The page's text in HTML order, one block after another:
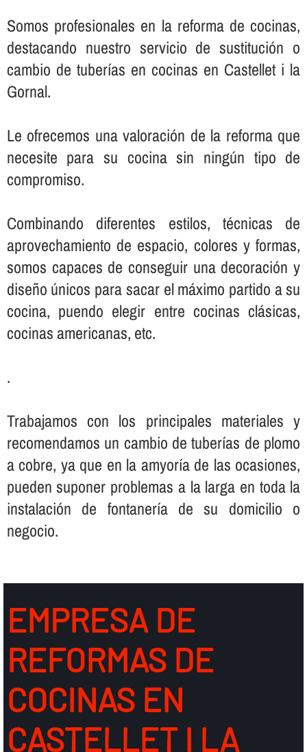
Somos profesionales en la reforma de cocinas,
destacando nuestro servicio de sustitución o
cambio de tuberí­as en cocinas en Castellet i la
Gornal.
Le ofrecemos una valoración de la reforma que
necesite para su cocina sin ningún tipo de
compromiso.
Combinando diferentes estilos, técnicas de
aprovechamiento de espacio, colores y formas,
somos capaces de conseguir una decoración y
diseño únicos para sacar el máximo partido a su
cocina, puendo elegir entre cocinas clásicas,
cocinas americanas, etc.
.
Trabajamos con los principales materiales y
recomendamos un cambio de tuberí­as de plomo
a cobre, ya que en la amyorí­a de las ocasiones,
pueden suponer problemas a la larga en toda la
instalación de fontanerí­a de su domicilio o
negocio.
EMPRESA DE
REFORMAS DE
COCINAS EN
CASTELLET I LA